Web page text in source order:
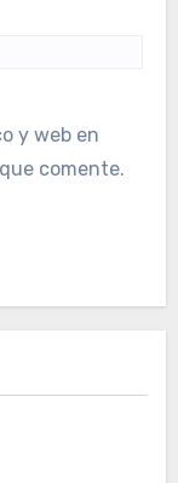
y web en
comente.